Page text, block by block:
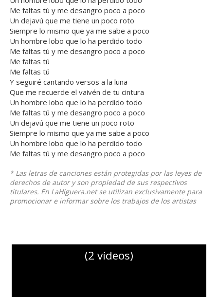
Me faltas tú y me desangro poco a poco
Un dejavú que me tiene un poco roto
Siempre lo mismo que ya me sabe a poco
Un hombre lobo que lo ha perdido todo
Me faltas tú y me desangro poco a poco
Me faltas tú
Me faltas tú
Y seguiré cantando versos a la luna
Que me recuerde el vaivén de tu cintura
Un hombre lobo que lo ha perdido todo
Me faltas tú y me desangro poco a poco
Un dejavú que me tiene un poco roto
Siempre lo mismo que ya me sabe a poco
Un hombre lobo que lo ha perdido todo
Me faltas tú y me desangro poco a poco
* Las letras de canciones están protegidas por las leyes de
derechos de autor y son propiedad de sus respectivos
titulares. En LaHiguera.net se utilizan exclusivamente para
promocionar e informar sobre los trabajos de los artistas
(2 vídeos)